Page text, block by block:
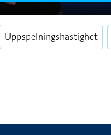
Uppspelningshastighet